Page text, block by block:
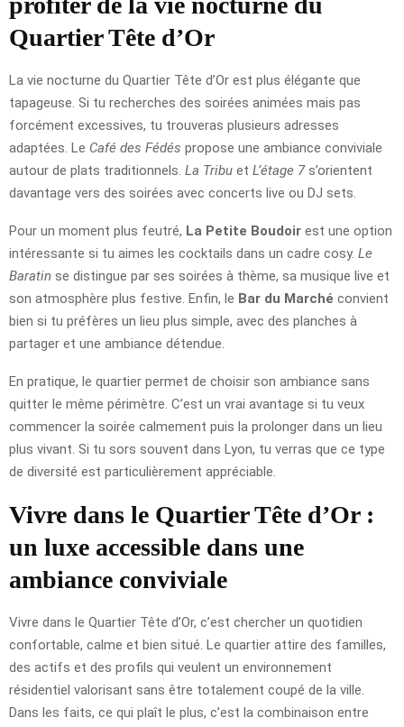
Quartier Tête d’Or
La vie nocturne du Quartier Tête d’Or est plus élégante que
tapageuse. Si tu recherches des soirées animées mais pas
forcément excessives, tu trouveras plusieurs adresses
adaptées. Le Café des Fédés propose une ambiance conviviale
autour de plats traditionnels. La Tribu et L’étage 7s’orientent
davantage vers des soirées avec concerts live ou DJ sets.
Pour un moment plus feutré, La Petite Boudoir est une option
intéressante si tu aimes les cocktails dans un cadre cosy. Le
Baratin se distingue par ses soirées à thème, sa musique live et
son atmosphère plus festive. Enfin, le Bar du Marché convient
bien si tu préfères un lieu plus simple, avec des planches à
partager et une ambiance détendue.
En pratique, le quartier permet de choisir son ambiance sans
quitter le même périmètre. C’est un vrai avantage si tu veux
commencer la soirée calmement puis la prolonger dans un lieu
plus vivant. Si tu sors souvent dans Lyon, tu verras que ce type
de diversité est particulièrement appréciable.
Vivre dans le Quartier Tête d’Or :
un luxe accessible dans une
ambiance conviviale
Vivre dans le Quartier Tête d’Or, c’est chercher un quotidien
confortable, calme et bien situé. Le quartier attire des familles,
des actifs et des profils qui veulent un environnement
résidentiel valorisant sans être totalement coupé de la ville.
Dans les faits, ce qui plaît le plus, c’est la combinaison entre